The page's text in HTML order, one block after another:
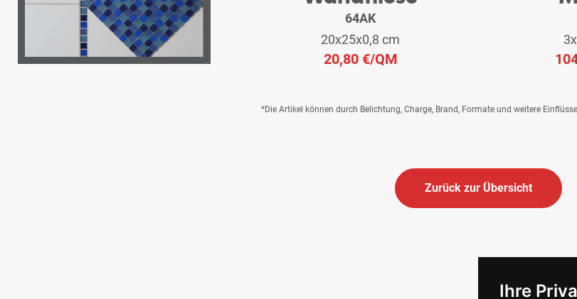
Ihre
64AK
20x25x0,8 cm
20,80 €/QM
*Die Artikel können durch Belichtung, Charge, Brand, Formate und weitere
Zurück zur Übersicht